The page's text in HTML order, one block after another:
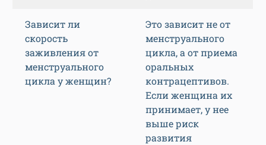
Зависит ли
скорость
заживления от
менструального
цикла у женщин?
Это зависит не от
менструального
цикла, а от приема
оральных
контрацептивов.
Если женщина их
принимает, у нее
выше риск
развития